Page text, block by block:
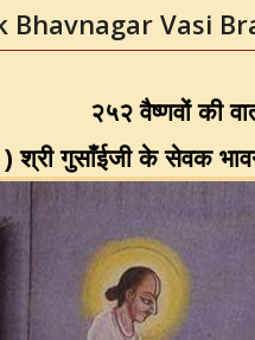
Bhavnagar Vasi
२५२ वैष्णवों की
)श्री गुसाँईजी के सेवक